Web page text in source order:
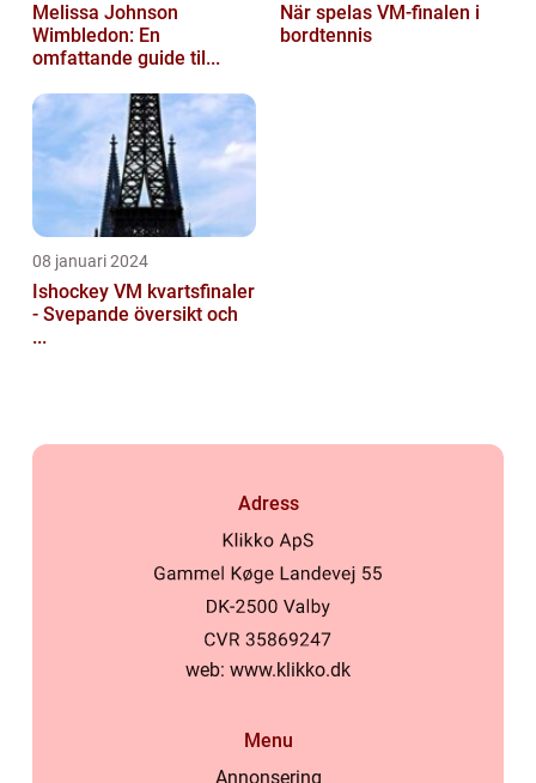
Melissa Johnson
Wimbledon: En
omfattande guide til...
När spelas VM-finalen i
bordtennis
08 januari 2024
Ishockey VM kvartsfinaler
- Svepande översikt och
...
Adress
web: www.klikko.dk
Menu
Annonsering